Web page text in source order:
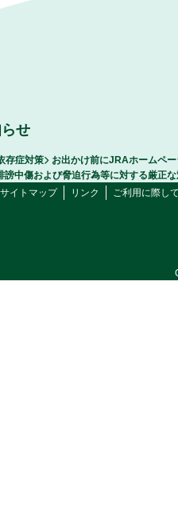
せ
存症対策
お出かけ前にJRAホームペ
謗中傷および脅迫行為等に対する厳正
サイトマップ リンク ご利用に際し